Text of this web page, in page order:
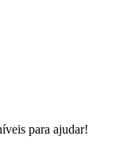
para ajudar!